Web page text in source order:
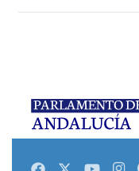
FacebookTwitter